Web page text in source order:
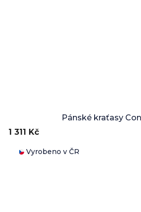
Pánské kraťasy
je
1 311 Kč
Vyrobeno v ČR